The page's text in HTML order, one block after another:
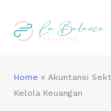
content
Home » Akuntansi
Kelola Keuangan